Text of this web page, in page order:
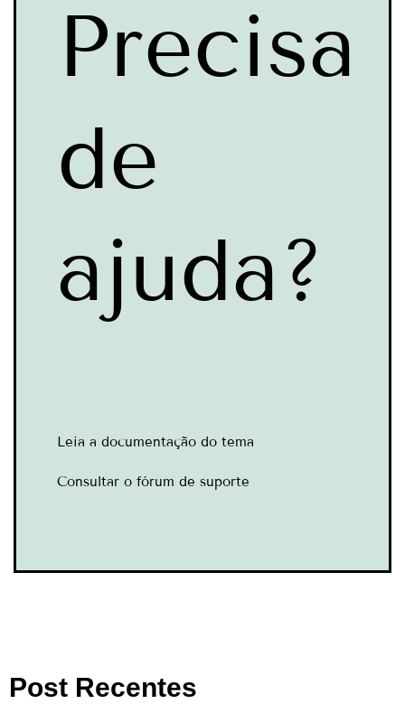
Precisa
de
ajuda?
Leia a documentação do tema
Consultar o fórum de suporte
Post Recentes